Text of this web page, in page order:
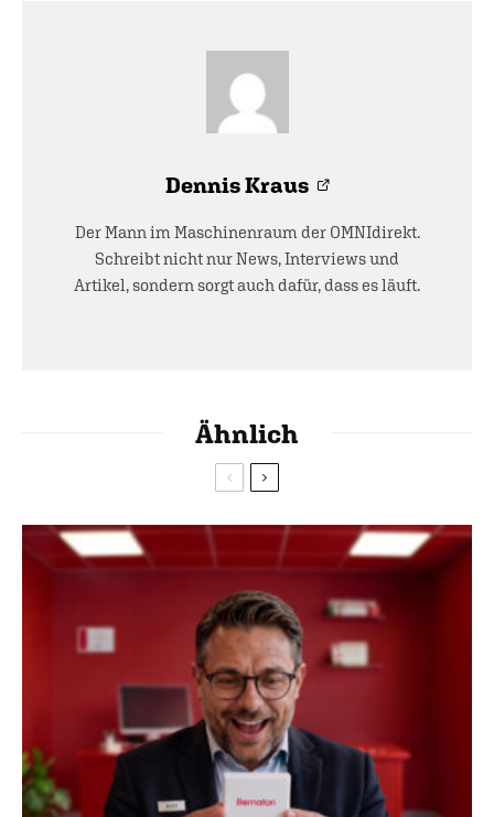
Dennis Kraus
Der Mann im Maschinenraum der OMNIdirekt.
Schreibt nicht nur News, Interviews und
Artikel, sondern sorgt auch dafür, dass es läuft.
Ähnlich